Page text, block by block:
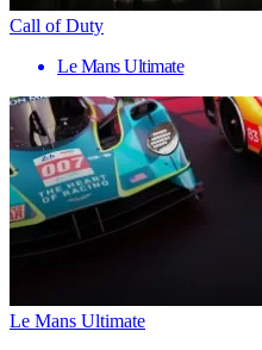
Call of Duty
Le Mans Ultimate
Le Mans Ultimate